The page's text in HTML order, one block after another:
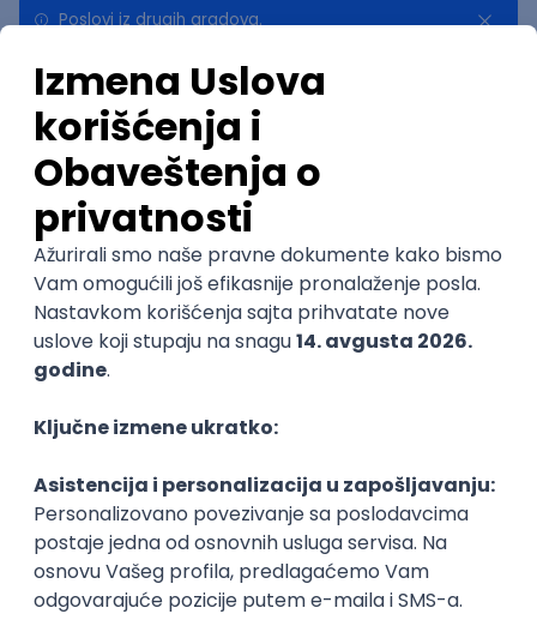
Poslovi iz drugih gradova.
Najnovije
IT Network inženjer
Lidl Srbija KD
4
22.08.2026.
@
POSLOVI NA MAIL
KATEGORIJA
TEHNOLOGIJA
POSLODAVAC